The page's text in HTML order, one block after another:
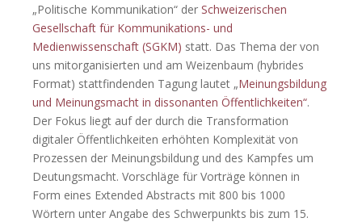
„Politische Kommunikation“ der Schweizerischen
Gesellschaft für Kommunikations- und
Medienwissenschaft (SGKM) statt. Das Thema der von
uns mitorganisierten und am Weizenbaum (hybrides
Format) stattfindenden Tagung lautet „Meinungsbildung
und Meinungsmacht in dissonanten Öffentlichkeiten“.
Der Fokus liegt auf der durch die Transformation
digitaler Öffentlichkeiten erhöhten Komplexität von
Prozessen der Meinungsbildung und des Kampfes um
Deutungsmacht. Vorschläge für Vorträge können in
Form eines Extended Abstracts mit 800 bis 1000
Wörtern unter Angabe des Schwerpunkts bis zum 15.